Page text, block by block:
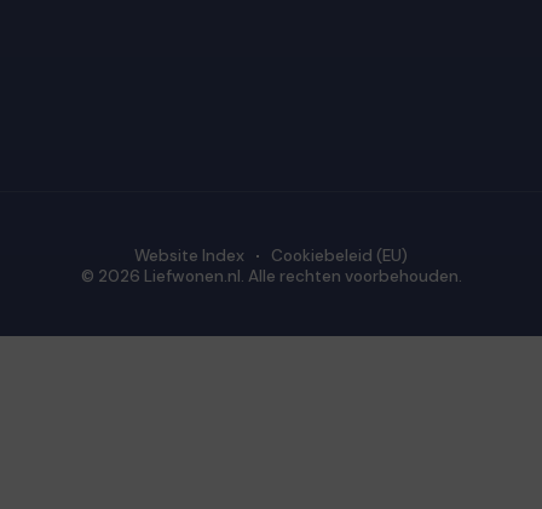
© 2026 Liefwonen.nl. Alle rechten voorbehouden.
Website Index Cookiebeleid (EU)